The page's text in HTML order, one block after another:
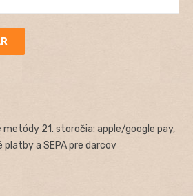
metódy 21. storočia: apple/google pay,
platby a SEPA pre darcov